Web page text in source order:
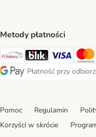
Metody płatności
Przelewy24 Payment Method
Blik Payment Method
VISA
Google Pay Payment Method
Płatność przy
Płatność przy
Pomoc Regulamin
Korzyści w skrócie